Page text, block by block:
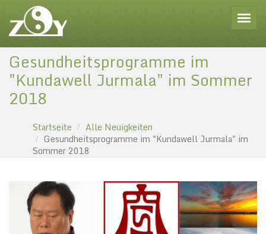
Gesundheitsprogramme im
"Kundawell Jurmala" im Sommer
2018
Startseite
Alle Neuigkeiten
Gesundheitsprogramme im "Kundawell Jurmala" im
Sommer 2018